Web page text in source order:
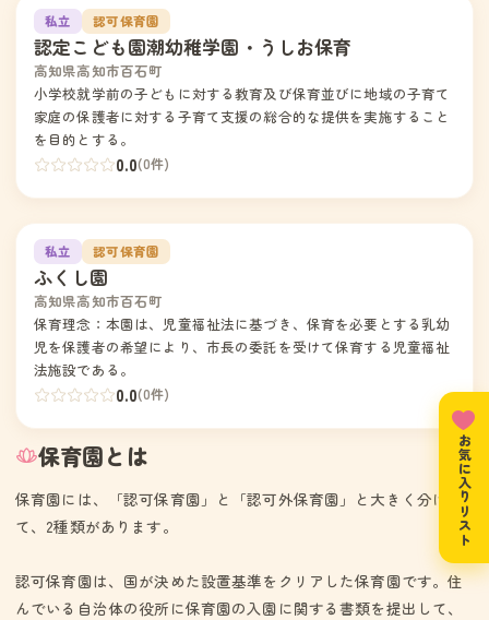
1私立 認可保育園
認定こども園潮幼稚学園・うしお保育
高知県高知市百石町
小学校就学前の子どもに対する教育及び保育並びに地域の子育て
家庭の保護者に対する子育て支援の総合的な提供を実施すること
を目的とする。
0.0(0件)
2私立 認可保育園
ふくし園
高知県高知市百石町
保育理念：本園は、児童福祉法に基づき、保育を必要とする乳幼
児を保護者の希望により、市長の委託を受けて保育する児童福祉
法施設である。
0.0(0件)
保育園とは
保育園には、「認可保育園」と「認可外保育園」と大きく分け
て、2種類があります。
認可保育園は、国が決めた設置基準をクリアした保育園です。住
んでいる自治体の役所に保育園の入園に関する書類を提出して、
お気に入りリスト